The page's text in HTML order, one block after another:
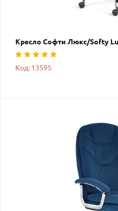
Кресло Софти Люкс/Softy
Код: 13595